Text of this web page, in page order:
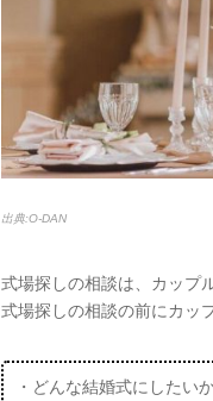
出典:O-DAN
式場探しの相談は、カップ
式場探しの相談の前にカッ
・どんな結婚式にしたい